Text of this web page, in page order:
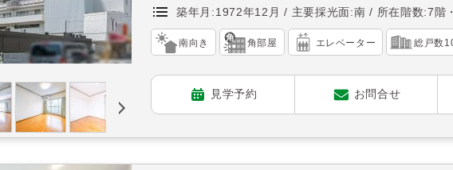
築年月:1972年12月 主要採光面:南 所在階数:7階
南向き 角部屋 エレベーター 総戸数
見学予約 お問合せ